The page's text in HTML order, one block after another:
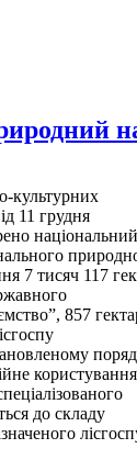
культурних
11 грудня
національний
7 тисяч 117
857
до складу